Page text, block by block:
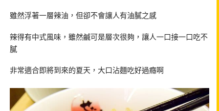
雖然浮著一層辣油，但卻不會讓人有油膩之感
辣得有中式風味，雖然鹹可是層次很夠，讓人一口接一口吃不
膩
非常適合即將到來的夏天，大口沾麵吃好過癮啊